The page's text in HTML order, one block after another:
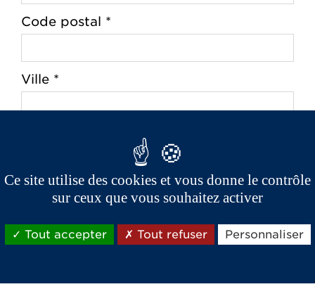
Code postal *
Ville *
Ce site utilise des cookies et vous donne le contrôle
sur ceux que vous souhaitez activer
Tout accepter Tout refuser Personnaliser